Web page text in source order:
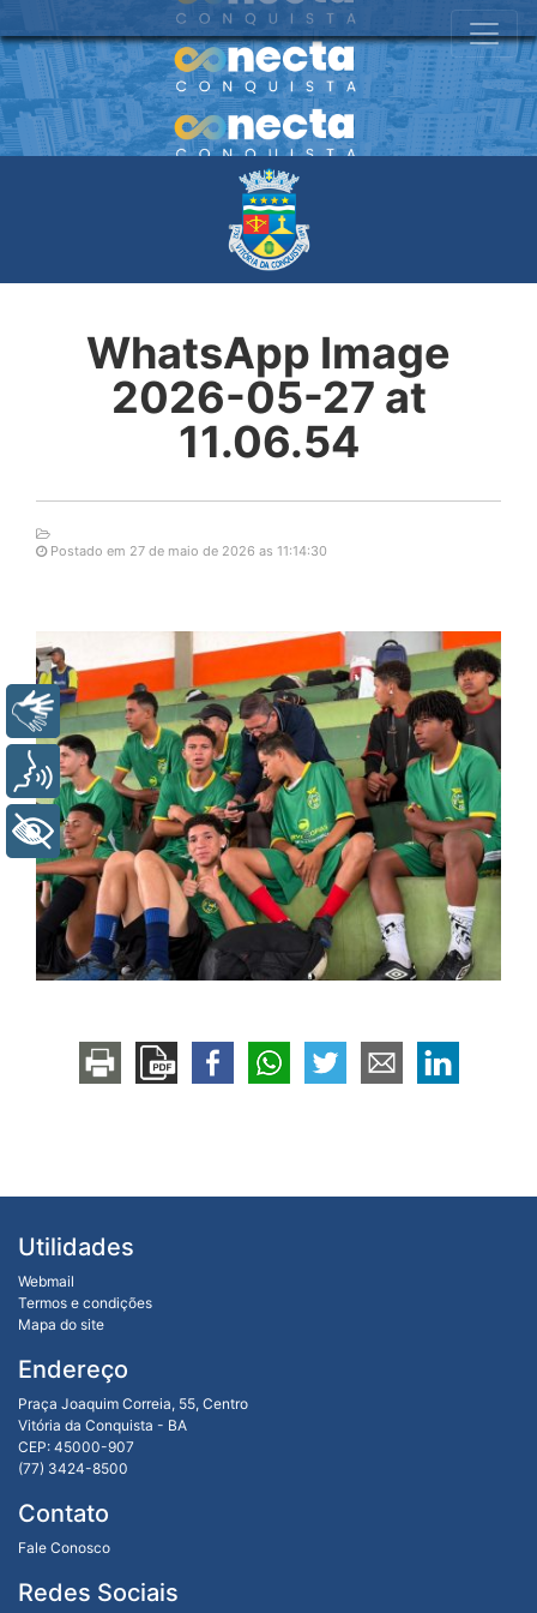
WhatsApp Image
2026-05-27 at
11.06.54
Postado em 27 de maio de 2026 as 11:14:30
Utilidades
Webmail
Termos e condições
Mapa do site
Endereço
Praça Joaquim Correia, 55, Centro
Vitória da Conquista - BA
CEP: 45000-907
(77) 3424-8500
Contato
Fale Conosco
Redes Sociais
Libras
Voz
+ Acessibilidade